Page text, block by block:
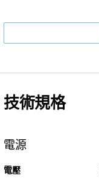
技術規格
電源
電壓